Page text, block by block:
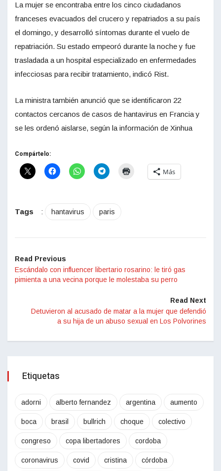
La mujer se encontraba entre los cinco ciudadanos
franceses evacuados del crucero y repatriados a su país
el domingo, y desarrolló síntomas durante el vuelo de
repatriación. Su estado empeoró durante la noche y fue
trasladada a un hospital especializado en enfermedades
infecciosas para recibir tratamiento, indicó Rist.
La ministra también anunció que se identificaron 22
contactos cercanos de casos de hantavirus en Francia y
se les ordenó aislarse, según la información de Xinhua
Compártelo:
Más
Tags : hantavirus paris
Read Previous
Escándalo con influencer libertario rosarino: le tiró gas
pimienta a una vecina porque le molestaba su perro
Read Next
Detuvieron al acusado de matar a la mujer que defendió
a su hija de un abuso sexual en Los Polvorines
Etiquetas
adorni alberto fernandez argentina aumento
boca brasil bullrich choque colectivo
congreso copa libertadores cordoba
coronavirus covid cristina córdoba